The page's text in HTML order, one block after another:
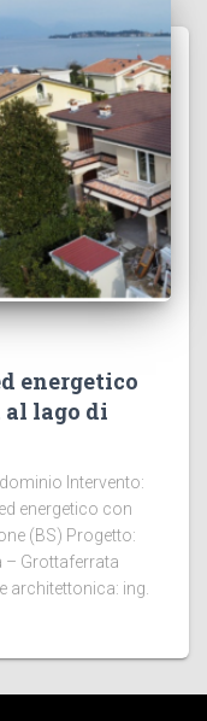
energetico
lago di
Intervento:
energetico con
(BS) Progetto:
– Grottaferrata
architettonica: ing.